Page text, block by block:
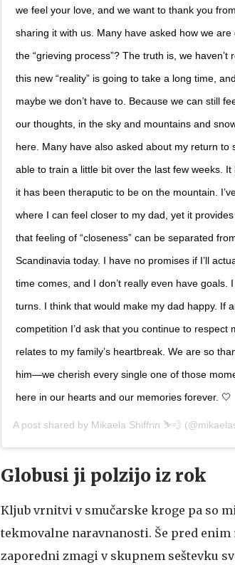
we feel your love, and we want to thank you
sharing it with us. Many have asked how we
the “grieving process”? The truth is, we haven’t
this new “reality” is going to take a long time,
maybe we don’t have to. Because we can still
our thoughts, in the sky and mountains and
here. Many have also asked about my return to
able to train a little bit over the last few weeks.
it has been theraputic to be on the mountain.
where I can feel closer to my dad, yet it
that feeling of “closeness” can be separated
Scandinavia today. I have no promises if I’ll
time comes, and I don’t really even have goals.
turns. I think that would make my dad happy. If
competition I’d ask that you continue to respect
relates to my family’s heartbreak. We are so
him—we cherish every single one of those
here in our hearts and our memories forever. 🤍
A post shared by Mikaela Shiffrin ⛷💨
Globusi ji polzijo iz rok
Kljub vrnitvi v smučarske kroge pa so
tekmovalne naravnanosti. Še pred
zaporedni zmagi v skupnem seštevku